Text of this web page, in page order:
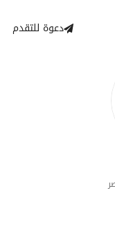
دعوة للتقدم